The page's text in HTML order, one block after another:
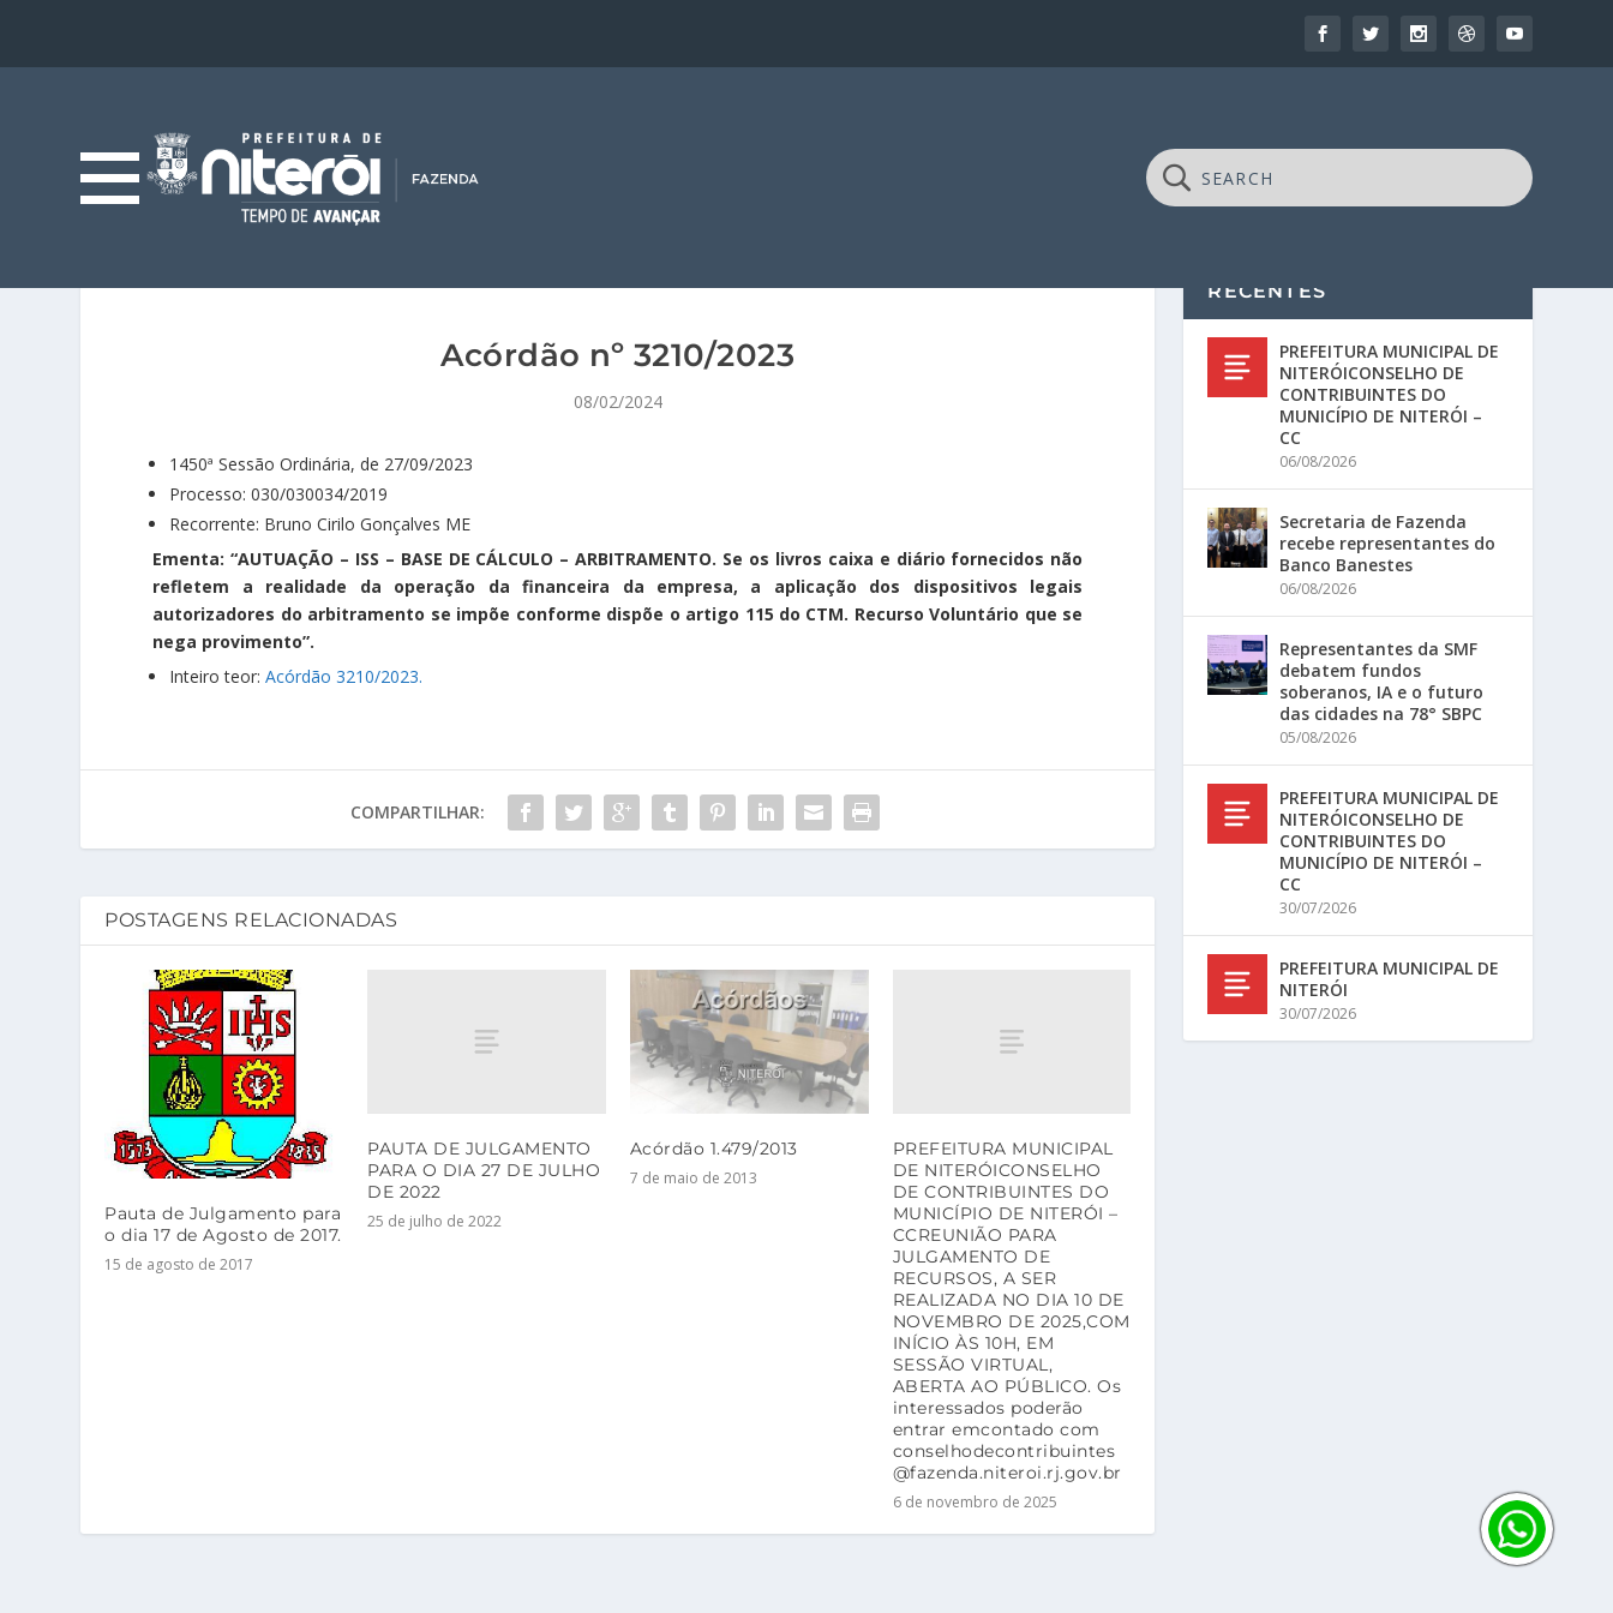
Acórdão nº 3210/2023
08/02/2024
1450ª Sessão Ordinária, de 27/09/2023
Processo: 030/030034/2019
Recorrente: Bruno Cirilo Gonçalves ME
Ementa: “AUTUAÇÃO – ISS – BASE DE CÁLCULO – ARBITRAMENTO. Se os livros caixa e diário fornecidos não
refletem a realidade da operação da financeira da empresa, a aplicação dos dispositivos legais
autorizadores do arbitramento se impõe conforme dispõe o artigo 115 do CTM. Recurso Voluntário que se
nega provimento”.
Inteiro teor:Acórdão 3210/2023.
COMPARTILHAR:
POSTAGENS RELACIONADAS
Pauta de Julgamento para
o dia 17 de Agosto de 2017.
15 de agosto de 2017
PAUTA DE JULGAMENTO
PARA O DIA 27 DE JULHO
DE 2022
25 de julho de 2022
Acórdão 1.479/2013
7 de maio de 2013
PREFEITURA MUNICIPAL
DE NITERÓICONSELHO
DE CONTRIBUINTES DO
MUNICÍPIO DE NITERÓI –
CCREUNIÃO PARA
JULGAMENTO DE
RECURSOS, A SER
REALIZADA NO DIA 10 DE
NOVEMBRO DE 2025,COM
INÍCIO ÀS 10H, EM
SESSÃO VIRTUAL,
ABERTA AO PÚBLICO. Os
interessados poderão
entrar emcontado com
conselhodecontribuintes
@fazenda.niteroi.rj.gov.br
6 de novembro de 2025
RECENTES
PREFEITURA MUNICIPAL DE
NITERÓICONSELHO DE
CONTRIBUINTES DO
MUNICÍPIO DE NITERÓI –
CC
06/08/2026
Secretaria de Fazenda
recebe representantes do
Banco Banestes
06/08/2026
Representantes da SMF
debatem fundos
soberanos, IA e o futuro
das cidades na 78° SBPC
05/08/2026
PREFEITURA MUNICIPAL DE
NITERÓICONSELHO DE
CONTRIBUINTES DO
MUNICÍPIO DE NITERÓI –
CC
30/07/2026
PREFEITURA MUNICIPAL DE
NITERÓI
30/07/2026